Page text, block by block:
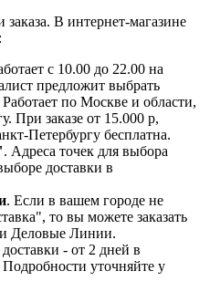
В интернет-магазине
с 10.00 до 22.00 на
предложит выбрать
по Москве и области,
При заказе от 15.000 р,
Петербургу бесплатна.
. Адреса точек для выбора
доставки в
. Если в вашем городе не
то вы можете заказать
Деловые Линии.
- от 2 дней в
уточняйте у